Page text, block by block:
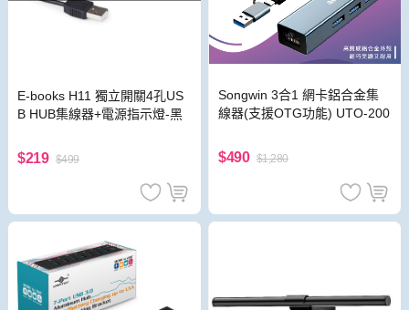
E-books H11 獨立開關4孔US
B HUB集線器+電源指示燈-黑
$219 $499
Songwin 3合1 網卡鋁合金集
線器(支援OTG功能) UTO-200
$490 $1,280